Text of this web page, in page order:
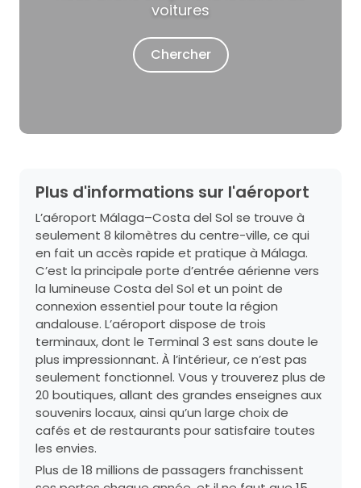
voitures
Chercher
Plus d'informations sur l'aéroport
L’aéroport Málaga–Costa del Sol se trouve à
seulement 8 kilomètres du centre-ville, ce qui
en fait un accès rapide et pratique à Málaga.
C’est la principale porte d’entrée aérienne vers
la lumineuse Costa del Sol et un point de
connexion essentiel pour toute la région
andalouse. L’aéroport dispose de trois
terminaux, dont le Terminal 3 est sans doute le
plus impressionnant. À l’intérieur, ce n’est pas
seulement fonctionnel. Vous y trouverez plus de
20 boutiques, allant des grandes enseignes aux
souvenirs locaux, ainsi qu’un large choix de
cafés et de restaurants pour satisfaire toutes
les envies.
Plus de 18 millions de passagers franchissent